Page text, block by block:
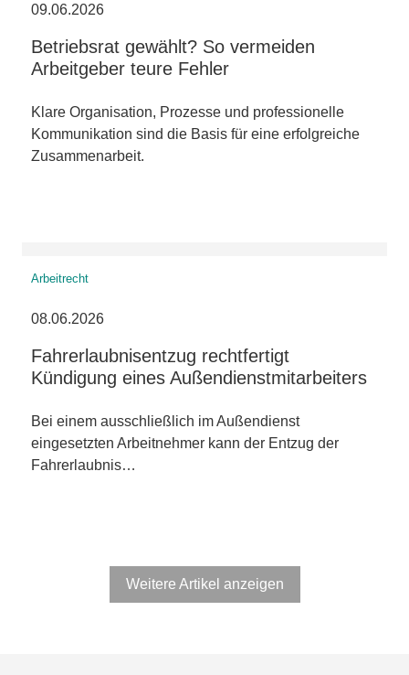
09.06.2026
Betriebsrat gewählt? So vermeiden
Arbeitgeber teure Fehler
Klare Organisation, Prozesse und professionelle
Kommunikation sind die Basis für eine erfolgreiche
Zusammenarbeit.
Arbeitrecht
08.06.2026
Fahrerlaubnisentzug rechtfertigt
Kündigung eines Außendienstmitarbeiters
Bei einem ausschließlich im Außendienst
eingesetzten Arbeitnehmer kann der Entzug der
Fahrerlaubnis…
Weitere Artikel anzeigen